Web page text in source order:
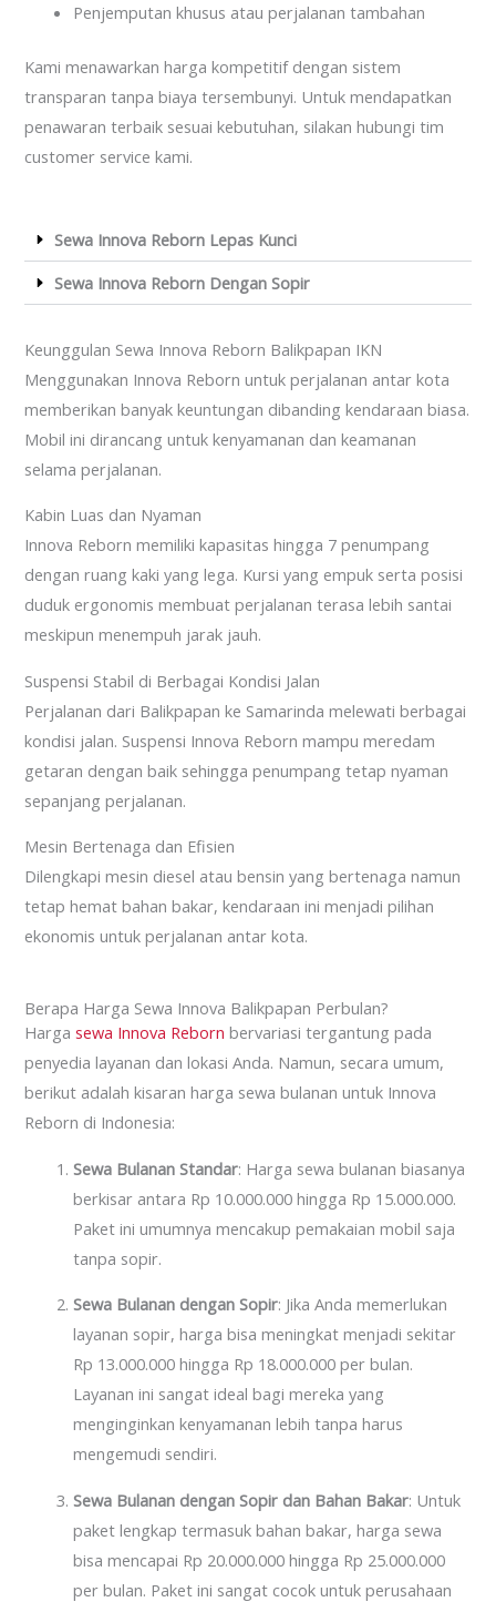
Penjemputan khusus atau perjalanan tambahan
Kami menawarkan harga kompetitif dengan sistem
transparan tanpa biaya tersembunyi. Untuk mendapatkan
penawaran terbaik sesuai kebutuhan, silakan hubungi tim
customer service kami.
Sewa Innova Reborn Lepas Kunci
Sewa Innova Reborn Dengan Sopir
Keunggulan Sewa Innova Reborn Balikpapan IKN
Menggunakan Innova Reborn untuk perjalanan antar kota
memberikan banyak keuntungan dibanding kendaraan biasa.
Mobil ini dirancang untuk kenyamanan dan keamanan
selama perjalanan.
Kabin Luas dan Nyaman
Innova Reborn memiliki kapasitas hingga 7 penumpang
dengan ruang kaki yang lega. Kursi yang empuk serta posisi
duduk ergonomis membuat perjalanan terasa lebih santai
meskipun menempuh jarak jauh.
Suspensi Stabil di Berbagai Kondisi Jalan
Perjalanan dari Balikpapan ke Samarinda melewati berbagai
kondisi jalan. Suspensi Innova Reborn mampu meredam
getaran dengan baik sehingga penumpang tetap nyaman
sepanjang perjalanan.
Mesin Bertenaga dan Efisien
Dilengkapi mesin diesel atau bensin yang bertenaga namun
tetap hemat bahan bakar, kendaraan ini menjadi pilihan
ekonomis untuk perjalanan antar kota.
Berapa Harga Sewa Innova Balikpapan Perbulan?
Hargasewa Innova Rebornbervariasi tergantung pada
penyedia layanan dan lokasi Anda. Namun, secara umum,
berikut adalah kisaran harga sewa bulanan untuk Innova
Reborn di Indonesia:
Sewa Bulanan Standar: Harga sewa bulanan biasanya
berkisar antara Rp 10.000.000 hingga Rp 15.000.000.
Paket ini umumnya mencakup pemakaian mobil saja
tanpa sopir.
Sewa Bulanan dengan Sopir: Jika Anda memerlukan
layanan sopir, harga bisa meningkat menjadi sekitar
Rp 13.000.000 hingga Rp 18.000.000 per bulan.
Layanan ini sangat ideal bagi mereka yang
menginginkan kenyamanan lebih tanpa harus
mengemudi sendiri.
Sewa Bulanan dengan Sopir dan Bahan Bakar: Untuk
paket lengkap termasuk bahan bakar, harga sewa
bisa mencapai Rp 20.000.000 hingga Rp 25.000.000
per bulan. Paket ini sangat cocok untuk perusahaan